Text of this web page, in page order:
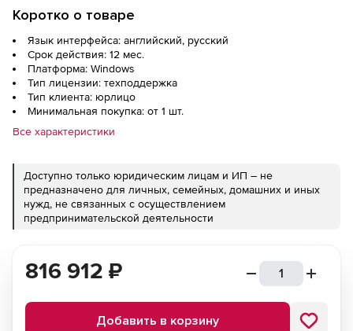
Коротко о товаре
Язык интерфейса: английский, русский
Срок действия: 12 мес.
Платформа: Windows
Тип лицензии: техподдержка
Тип клиента: юрлицо
Минимальная покупка: от 1 шт.
Все характеристики
Доступно только юридическим лицам и ИП – не
предназначено для личных, семейных, домашних и иных
нужд, не связанных с осуществлением
предпринимательской деятельности
816 912 ₽
Добавить в корзину